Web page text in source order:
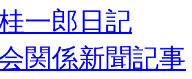
一郎日記
関係新聞記事